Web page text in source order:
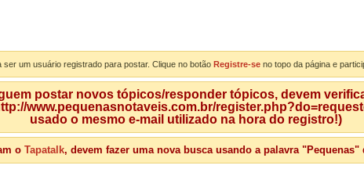
ser um usuário registrado para postar. Clique no botão Registre-se no topo da página e
postar novos tópicos/responder tópicos, devem
www.pequenasnotaveis.com.br/
usado o mesmo e-mail utilizado na hora do registro!)
o Tapatalk, devem fazer uma nova busca usando a palavra